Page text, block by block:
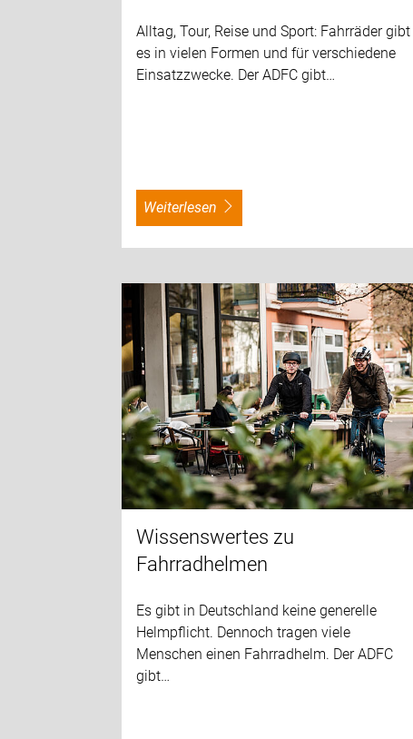
Alltag, Tour, Reise und Sport: Fahrräder gibt
es in vielen Formen und für verschiedene
Einsatzzwecke. Der ADFC gibt…
weiterlesen
Wissenswertes zu
Fahrradhelmen
Es gibt in Deutschland keine generelle
Helmpflicht. Dennoch tragen viele
Menschen einen Fahrradhelm. Der ADFC
gibt…